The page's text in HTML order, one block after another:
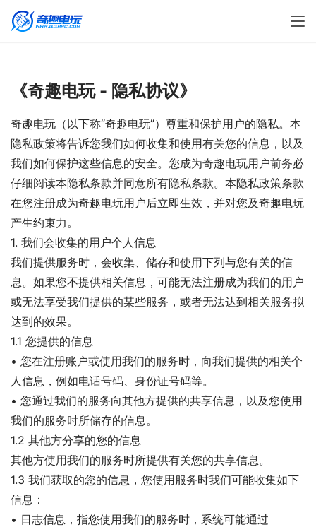
《奇趣电玩 - 隐私协议》
奇趣电玩（以下称“奇趣电玩”）尊重和保护用户的隐私。本
隐私政策将告诉您我们如何收集和使用有关您的信息，以及
我们如何保护这些信息的安全。您成为奇趣电玩用户前务必
仔细阅读本隐私条款并同意所有隐私条款。本隐私政策条款
在您注册成为奇趣电玩用户后立即生效，并对您及奇趣电玩
产生约束力。
1. 我们会收集的用户个人信息
我们提供服务时，会收集、储存和使用下列与您有关的信
息。如果您不提供相关信息，可能无法注册成为我们的用户
或无法享受我们提供的某些服务，或者无法达到相关服务拟
达到的效果。
1.1 您提供的信息
• 您在注册账户或使用我们的服务时，向我们提供的相关个
人信息，例如电话号码、身份证号码等。
• 您通过我们的服务向其他方提供的共享信息，以及您使用
我们的服务时所储存的信息。
1.2 其他方分享的您的信息
其他方使用我们的服务时所提供有关您的共享信息。
1.3 我们获取的您的信息，您使用服务时我们可能收集如下
信息：
• 日志信息，指您使用我们的服务时，系统可能通过